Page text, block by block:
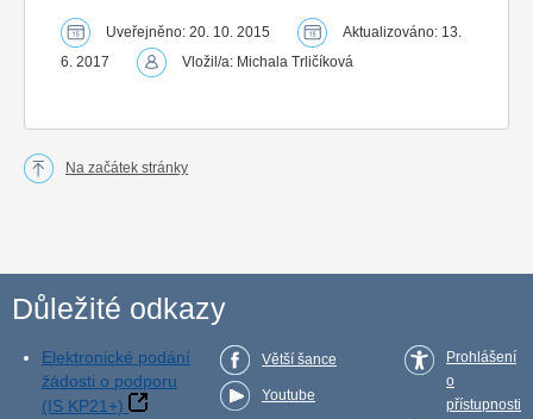
Uveřejněno: 20. 10. 2015
Aktualizováno: 13.
6. 2017
Vložil/a: Michala Trličíková
Na začátek stránky
Důležité odkazy
Elektronické podání
žádosti o podporu
(IS KP21+)
Větší šance
Youtube
Prohlášení
o
přístupnosti